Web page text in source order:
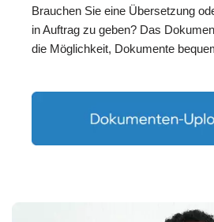
Brauchen Sie eine Übersetzung
in Auftrag zu geben? Das
die Möglichkeit, Dokumente